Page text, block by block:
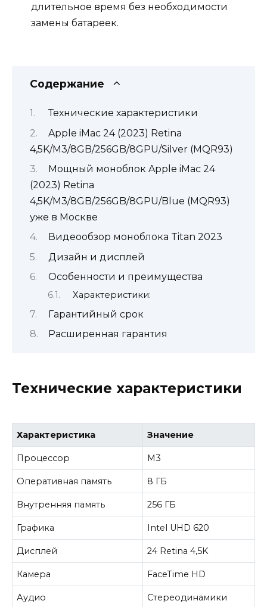
длительное время без необходимости
замены батареек.
Содержание
Технические характеристики
Apple iMac 24 (2023) Retina
4,5K/M3/8GB/256GB/8GPU/Silver (MQR93)
Мощный моноблок Apple iMac 24
(2023) Retina
4,5K/M3/8GB/256GB/8GPU/Blue (MQR93)
уже в Москве
Видеообзор моноблока Titan 2023
Дизайн и дисплей
Особенности и преимущества
Характеристики:
Гарантийный срок
Расширенная гарантия
Технические характеристики
Характеристика Значение
Процессор M3
Оперативная память 8 ГБ
Внутренняя память 256 ГБ
Графика Intel UHD 620
Дисплей 24 Retina 4,5K
Камера FaceTime HD
Аудио Стереодинамики